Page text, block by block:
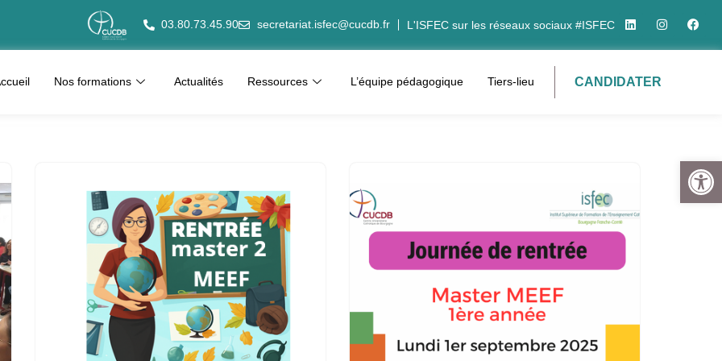
Ouvrir
03.80.73.45.90 secretariat.isfec@cucdb.fr L'ISFEC sur les réseaux sociaux #ISFEC
Nos formations Actualités Ressources L’équipe pédagogique Tiers-lieu CANDIDATER